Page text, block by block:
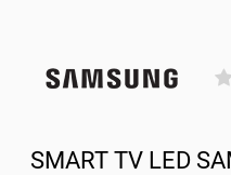
SMART TV LED